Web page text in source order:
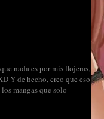
nada es por mis flojeras,
Y de hecho, creo que eso
mangas que solo